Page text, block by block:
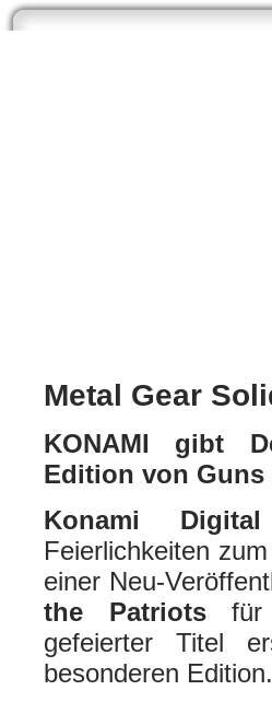
Metal Gear
KONAMI gibt
Edition von
Konami
Feierlichkeiten zum
einer Neu-
the Patriots für
gefeierter Titel
besonderen Edition.